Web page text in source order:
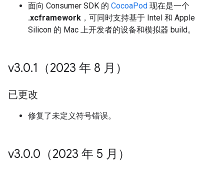
面向 Consumer SDK 的 CocoaPod 现在是一个
.xcframework ，可同时支持基于 Intel 和 Apple
Silicon 的 Mac 上开发者的设备和模拟器 build。
v3.0.1（2023 年 8 月）
已更改
修复了未定义符号错误。
v3.0.0（2023 年 5 月）